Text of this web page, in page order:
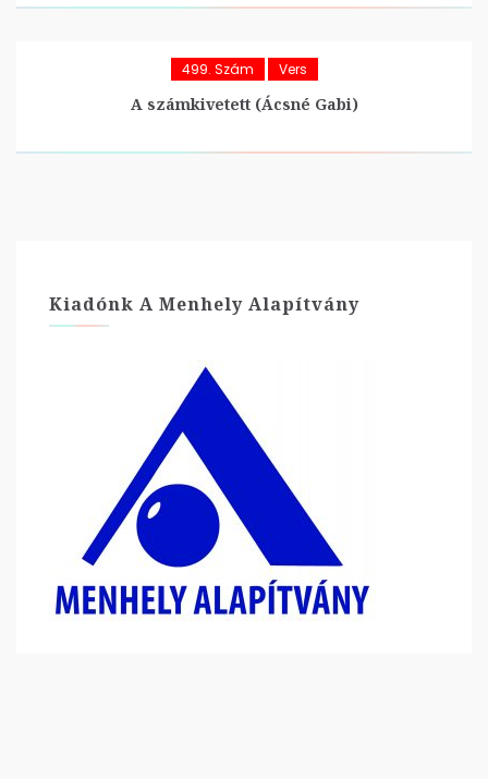
499. Szám Vers
A számkivetett (Ácsné Gabi)
Kiadónk A Menhely Alapítvány